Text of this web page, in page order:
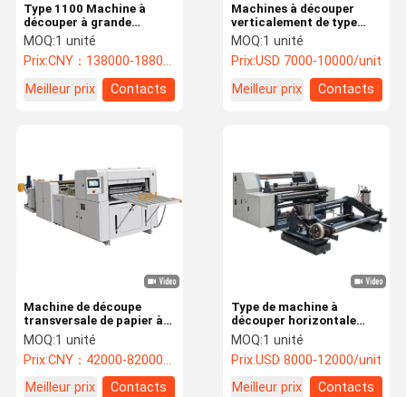
Type 1100 Machine à
découper à grande
vitesse entièrement
automatique
MOQ:1 unité
Prix:CNY：138000-188000/unit
Meilleur prix
Contacts
Machines à découper
verticalement de type
1100
MOQ:1 unité
Prix:USD 7000-10000/unit
Meilleur prix
Contacts
Machine de découpe
transversale de papier à
rouleaux de type 1000
MOQ:1 unité
Prix:CNY：42000-82000/unit
Meilleur prix
Contacts
Type de machine à
découper horizontale
1100
MOQ:1 unité
Prix:USD 8000-12000/unit
Meilleur prix
Contacts